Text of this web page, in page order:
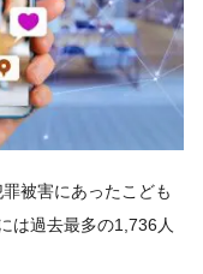
被害にあったこども
は過去最多の1,736人